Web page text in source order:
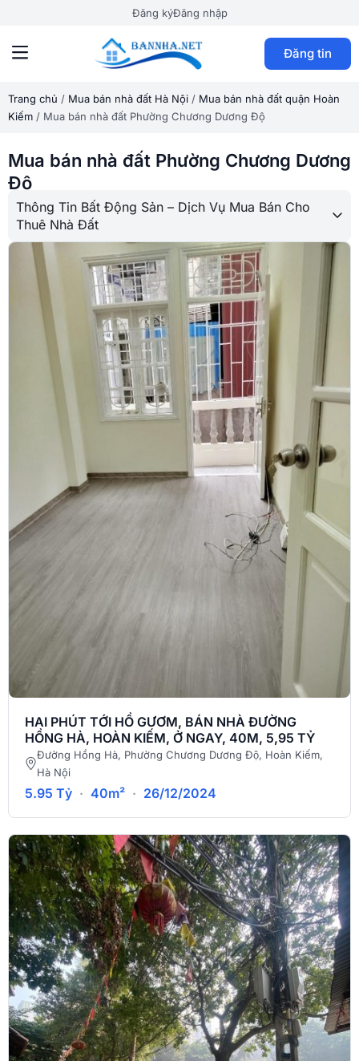
Đăng kýĐăng nhập
Đăng tin
Trang chủ / Mua bán nhà đất Hà Nội / Mua bán nhà đất quận Hoàn
Kiếm / Mua bán nhà đất Phường Chương Dương Độ
Mua bán nhà đất Phường Chương Dương
Độ
Thông Tin Bất Động Sản – Dịch Vụ Mua Bán Cho
Thuê Nhà Đất
HAI PHÚT TỚI HỒ GƯƠM, BÁN NHÀ ĐƯỜNG
HỒNG HÀ, HOÀN KIẾM, Ở NGAY, 40M, 5,95 TỶ
Đường Hồng Hà, Phường Chương Dương Độ, Hoàn Kiếm,
Hà Nội
5.95 Tỷ · 40m² · 26/12/2024